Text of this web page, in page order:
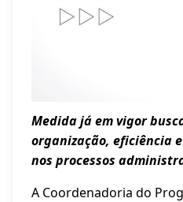
Medida já em vigor
organização, eficiência
nos processos
A Coordenadoria do